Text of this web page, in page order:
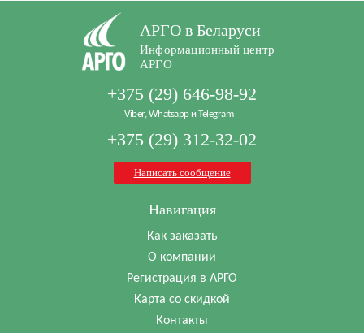
АРГО в Беларуси
Информационный центр
АРГО
+375 (29) 646-98-92
Viber, Whatsapp и Telegram
+375 (29) 312-32-02
Написать сообщение
Навигация
Как заказать
О компании
Регистрация в АРГО
Карта со скидкой
Контакты